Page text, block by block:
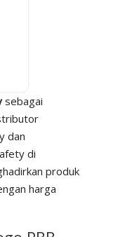
sebagai
dan
di
produk
harga